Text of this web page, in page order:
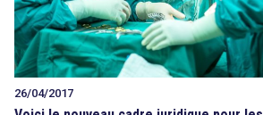
26/04/2017